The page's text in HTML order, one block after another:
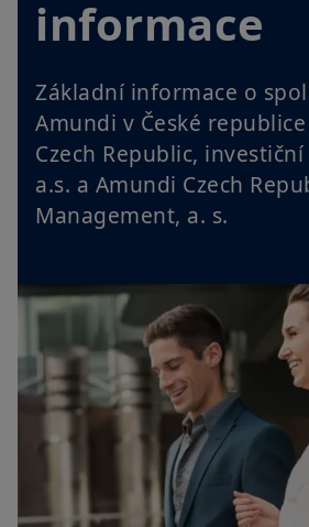
informace
Základní informace o
Amundi v České
Czech Republic,
a.s. a Amundi Czech
Management, a. s.